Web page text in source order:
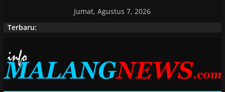
Jumat, Agustus 7, 2026
Terbaru: